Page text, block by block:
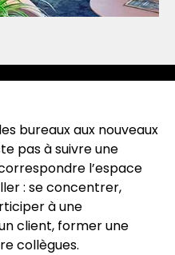
bureaux aux nouveaux
pas à suivre une
l’espace
: se concentrer,
à une
client, former une
collègues.